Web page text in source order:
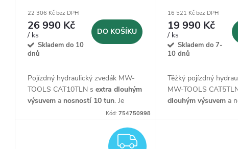
ů
k
22 306 Kč bez DPH
26 990 Kč
/ ks
Skladem do 10
dnů
DO KOŠÍKU
Pojízdný hydraulický zvedák MW-
TOOLS CAT10TLN s extra dlouhým
výsuvem a nosností 10 tun. Je
určen pro těžká vozidla např.
Kód:754750998
16 521 Kč bez DPH
19 990 Kč
/ ks
Skladem do 7-
10 dnů
Těžký pojízdný
MW-TOOLS
dlouhým výsuvem a
ZDARMA